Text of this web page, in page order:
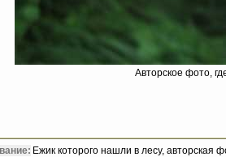
Авторское фото,
Ежик которого нашли в лесу, авторская